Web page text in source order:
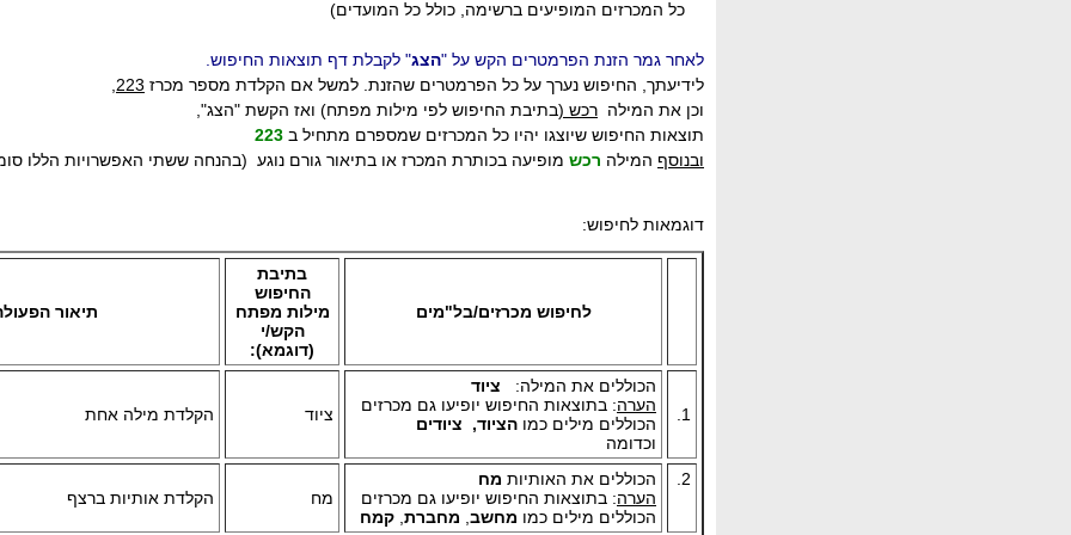
כל המכרזים המופיעים ברשימה, כולל כל המועדים)
לאחר גמר הזנת הפרמטרים הקש על "הצג" לקבלת דף תוצאות החיפוש.
לידיעתך, החיפוש נערך על כל הפרמטרים שהזנת. למשל אם הקלדת מספר מכרז 223
וכן את המילה רכש (בתיבת החיפוש לפי מילות מפתח) ואז הקשת "הצג",
תוצאות החיפוש שיוצגו יהיו כל המכרזים שמספרם מתחיל ב 223
ובנוסף המילה רכש מופיעה בכותרת המכרז או בתיאור גורם נוגע (בהנחה ששתי האפשרויות הללו
דוגמאות לחיפוש:
לחיפוש מכרזים/בל"מים
בתיבת
החיפוש
מילות מפתח
הקש/י
(דוגמא):
תיאור
1.
הכוללים את המילה: ציוד
הערה: בתוצאות החיפוש יופיעו גם מכרזים
הכוללים מילים כמו הציוד, ציודים
וכדומה
ציוד הקלדת מילה אחת
2. הכוללים את האותיות מח
הערה: בתוצאות החיפוש יופיעו גם מכרזים
הכוללים מילים כמו מחשב מחברת קמח
מח הקלדת אותיות ברצף